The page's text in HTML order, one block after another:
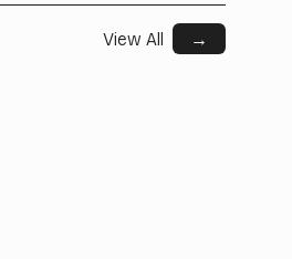
View All →